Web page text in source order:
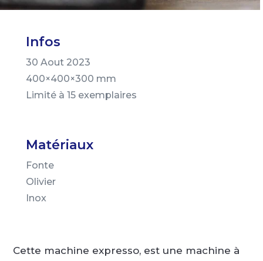
Infos
30 Aout 2023
400×400×300 mm
Limité à 15 exemplaires
Matériaux
Fonte
Olivier
Inox
Cette machine expresso, est une machine à